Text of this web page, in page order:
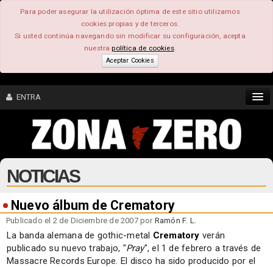
Para poder asegurar la utilización óptima de este sitio utilizamos
cookies propias y de terceros.
Si usted continúa navegando sin modificar su configuración, acepta
nuestrapolítica de cookies.
Aceptar Cookies
ENTRA
CONTENIDO
COMUNIDAD
FEEEDBACK
FOROS
NOTICIAS
Nuevo álbum de Crematory
Publicado el 2 de Diciembre de 2007 por Ramón F. L.
La banda alemana de gothic-metal Crematory verán
publicado su nuevo trabajo, "Pray", el 1 de febrero a través de
Massacre Records Europe. El disco ha sido producido por el